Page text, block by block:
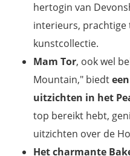
hertogin van
interieurs, prachtige
kunstcollectie.
Mam Tor, ook wel
Mountain," biedt
uitzichten in het
top bereikt hebt,
uitzichten over de
Het charmante